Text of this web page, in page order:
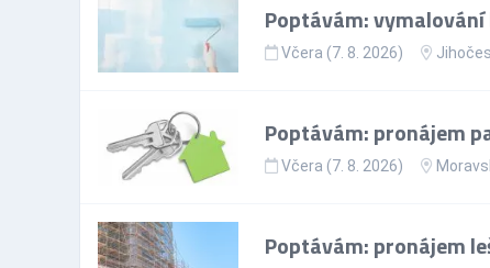
Poptávám:
Včera (7. 8. 2026)
Poptávám: pronájem
Včera (7. 8. 2026)
Poptávám: pronájem